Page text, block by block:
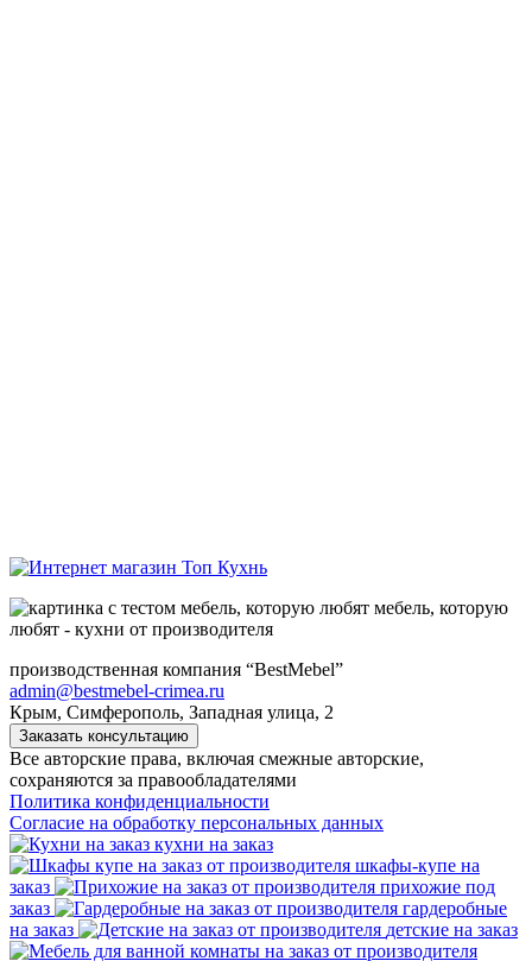
мебель, которую
любят - кухни от производителя
производственная компания “BestMebel”
admin@bestmebel-crimea.ru
Крым, Симферополь, Западная улица, 2
Заказать консультацию
Все авторские права, включая смежные авторские,
сохраняются за правообладателями
Политика конфиденциальности
Согласие на обработку персональных данных
кухни на заказ
шкафы-купе на
заказ
прихожие под
заказ
гардеробные
на заказ
детские на заказ